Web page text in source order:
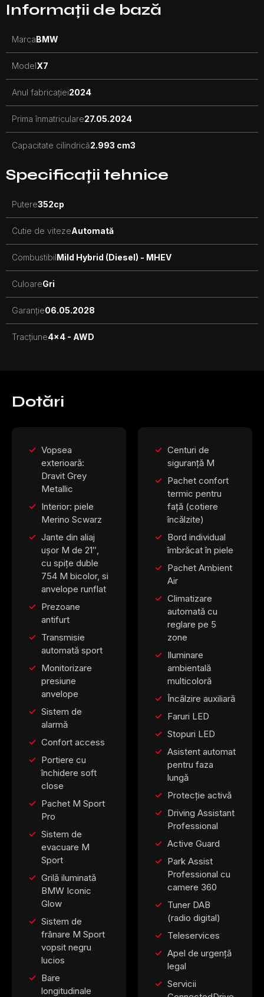
Informații de bază
MarcaBMW
ModelX7
Anul fabricației2024
Prima înmatriculare27.05.2024
Capacitate cilindrică2.993 cm3
Specificații tehnice
Putere352cp
Cutie de vitezeAutomată
CombustibilMild Hybrid (Diesel) - MHEV
CuloareGri
Garanție06.05.2028
Tracțiune4x4 - AWD
Dotări
Vopsea
exterioară:
Dravit Grey
Metallic
Interior: piele
Merino Scwarz
Jante din aliaj
ușor M de 21″,
cu spițe duble
754 M bicolor, si
anvelope runflat
Prezoane
antifurt
Transmisie
automată sport
Monitorizare
presiune
anvelope
Sistem de
alarmă
Confort access
Portiere cu
închidere soft
close
Pachet M Sport
Pro
Sistem de
evacuare M
Sport
Grilă iluminată
BMW Iconic
Glow
Sistem de
frânare M Sport
vopsit negru
lucios
Bare
longitudinale
Centuri de
siguranță M
Pachet confort
termic pentru
față (cotiere
încălzite)
Bord individual
îmbrăcat în piele
Pachet Ambient
Air
Climatizare
automată cu
reglare pe 5
zone
Iluminare
ambientală
multicoloră
Încălzire auxiliară
Faruri LED
Stopuri LED
Asistent automat
pentru faza
lungă
Protecție activă
Driving Assistant
Professional
Active Guard
Park Assist
Professional cu
camere 360
Tuner DAB
(radio digital)
Teleservices
Apel de urgență
legal
Servicii